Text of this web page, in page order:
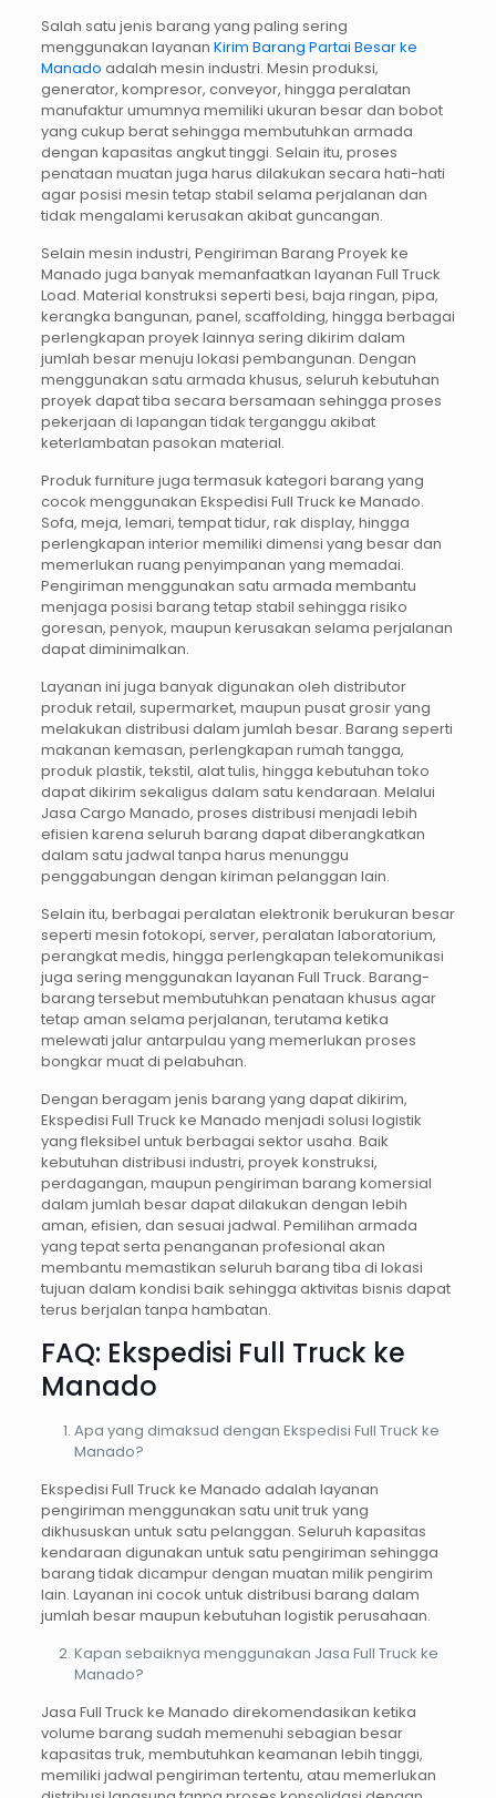
Salah satu jenis barang yang paling sering
menggunakan layanan Kirim Barang Partai Besar ke
Manado adalah mesin industri. Mesin produksi,
generator, kompresor, conveyor, hingga peralatan
manufaktur umumnya memiliki ukuran besar dan bobot
yang cukup berat sehingga membutuhkan armada
dengan kapasitas angkut tinggi. Selain itu, proses
penataan muatan juga harus dilakukan secara hati-hati
agar posisi mesin tetap stabil selama perjalanan dan
tidak mengalami kerusakan akibat guncangan.
Selain mesin industri, Pengiriman Barang Proyek ke
Manado juga banyak memanfaatkan layanan Full Truck
Load. Material konstruksi seperti besi, baja ringan, pipa,
kerangka bangunan, panel, scaffolding, hingga berbagai
perlengkapan proyek lainnya sering dikirim dalam
jumlah besar menuju lokasi pembangunan. Dengan
menggunakan satu armada khusus, seluruh kebutuhan
proyek dapat tiba secara bersamaan sehingga proses
pekerjaan di lapangan tidak terganggu akibat
keterlambatan pasokan material.
Produk furniture juga termasuk kategori barang yang
cocok menggunakan Ekspedisi Full Truck ke Manado.
Sofa, meja, lemari, tempat tidur, rak display, hingga
perlengkapan interior memiliki dimensi yang besar dan
memerlukan ruang penyimpanan yang memadai.
Pengiriman menggunakan satu armada membantu
menjaga posisi barang tetap stabil sehingga risiko
goresan, penyok, maupun kerusakan selama perjalanan
dapat diminimalkan.
Layanan ini juga banyak digunakan oleh distributor
produk retail, supermarket, maupun pusat grosir yang
melakukan distribusi dalam jumlah besar. Barang seperti
makanan kemasan, perlengkapan rumah tangga,
produk plastik, tekstil, alat tulis, hingga kebutuhan toko
dapat dikirim sekaligus dalam satu kendaraan. Melalui
Jasa Cargo Manado, proses distribusi menjadi lebih
efisien karena seluruh barang dapat diberangkatkan
dalam satu jadwal tanpa harus menunggu
penggabungan dengan kiriman pelanggan lain.
Selain itu, berbagai peralatan elektronik berukuran besar
seperti mesin fotokopi, server, peralatan laboratorium,
perangkat medis, hingga perlengkapan telekomunikasi
juga sering menggunakan layanan Full Truck. Barang-
barang tersebut membutuhkan penataan khusus agar
tetap aman selama perjalanan, terutama ketika
melewati jalur antarpulau yang memerlukan proses
bongkar muat di pelabuhan.
Dengan beragam jenis barang yang dapat dikirim,
Ekspedisi Full Truck ke Manado menjadi solusi logistik
yang fleksibel untuk berbagai sektor usaha. Baik
kebutuhan distribusi industri, proyek konstruksi,
perdagangan, maupun pengiriman barang komersial
dalam jumlah besar dapat dilakukan dengan lebih
aman, efisien, dan sesuai jadwal. Pemilihan armada
yang tepat serta penanganan profesional akan
membantu memastikan seluruh barang tiba di lokasi
tujuan dalam kondisi baik sehingga aktivitas bisnis dapat
terus berjalan tanpa hambatan.
FAQ: Ekspedisi Full Truck ke
Manado
Apa yang dimaksud dengan Ekspedisi Full Truck ke
Manado?
Ekspedisi Full Truck ke Manado adalah layanan
pengiriman menggunakan satu unit truk yang
dikhususkan untuk satu pelanggan. Seluruh kapasitas
kendaraan digunakan untuk satu pengiriman sehingga
barang tidak dicampur dengan muatan milik pengirim
lain. Layanan ini cocok untuk distribusi barang dalam
jumlah besar maupun kebutuhan logistik perusahaan.
Kapan sebaiknya menggunakan Jasa Full Truck ke
Manado?
Jasa Full Truck ke Manado direkomendasikan ketika
volume barang sudah memenuhi sebagian besar
kapasitas truk, membutuhkan keamanan lebih tinggi,
memiliki jadwal pengiriman tertentu, atau memerlukan